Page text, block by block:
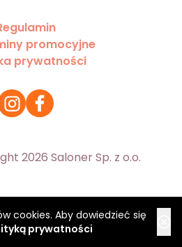
cookies. Aby dowiedzieć się
prywatności
promocyjne
prywatności
2026 Saloner Sp. z o.o.